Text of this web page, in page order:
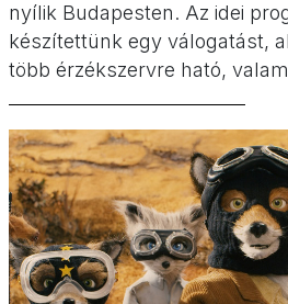
nyílik Budapesten. Az idei
készítettünk egy válogatást,
több érzékszervre ható,